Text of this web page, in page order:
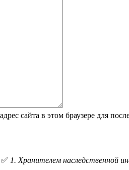
сайта в этом браузере для
1. Хранителем наследственной